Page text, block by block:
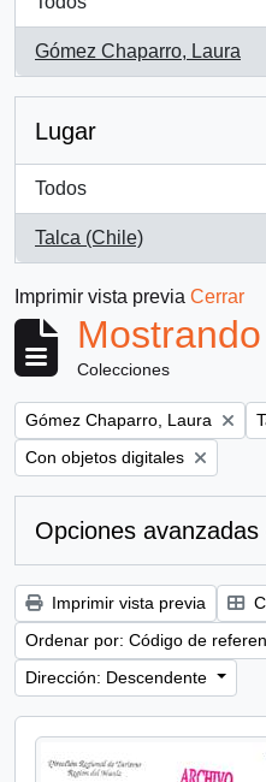
Gómez Chaparro, Laura
, 1 resultados
Lugar
Todos
Talca (Chile)
, 1 resultados
Imprimir vista previa Cerrar
Colecciones
Remove filter:
Gómez Chaparro, Laura
Remove filter:
Con objetos digitales
Opciones
Imprimir vista previa
Ordenar por: Código de
Dirección: Descendente